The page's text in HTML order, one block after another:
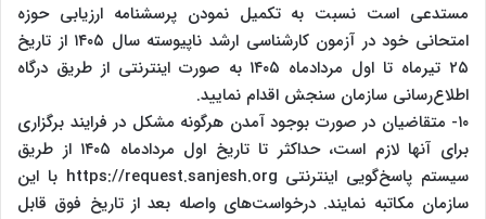
مستدعی است نسبت به تکمیل نمودن پرسشنامه ارزیابی حوزه
امتحانی خود در آزمون کارشناسی ارشد ناپیوسته سال ۱۴۰۵ از تاریخ
۲۵ تیرماه تا اول مردادماه ۱۴۰۵ به صورت اینترنتی از طریق درگاه
اطلاع‌رسانی سازمان سنجش اقدام نمایید.
۱۰- متقاضیان در صورت بوجود آمدن هرگونه مشکل در فرایند برگزاری
برای آنها لازم است، حداکثر تا تاریخ اول مردادماه ۱۴۰۵ از طریق
سیستم پاسخ‌گویی اینترنتی https://request.sanjesh.org با این
سازمان مکاتبه نمایند. درخواست‌های واصله بعد از تاریخ فوق قابل